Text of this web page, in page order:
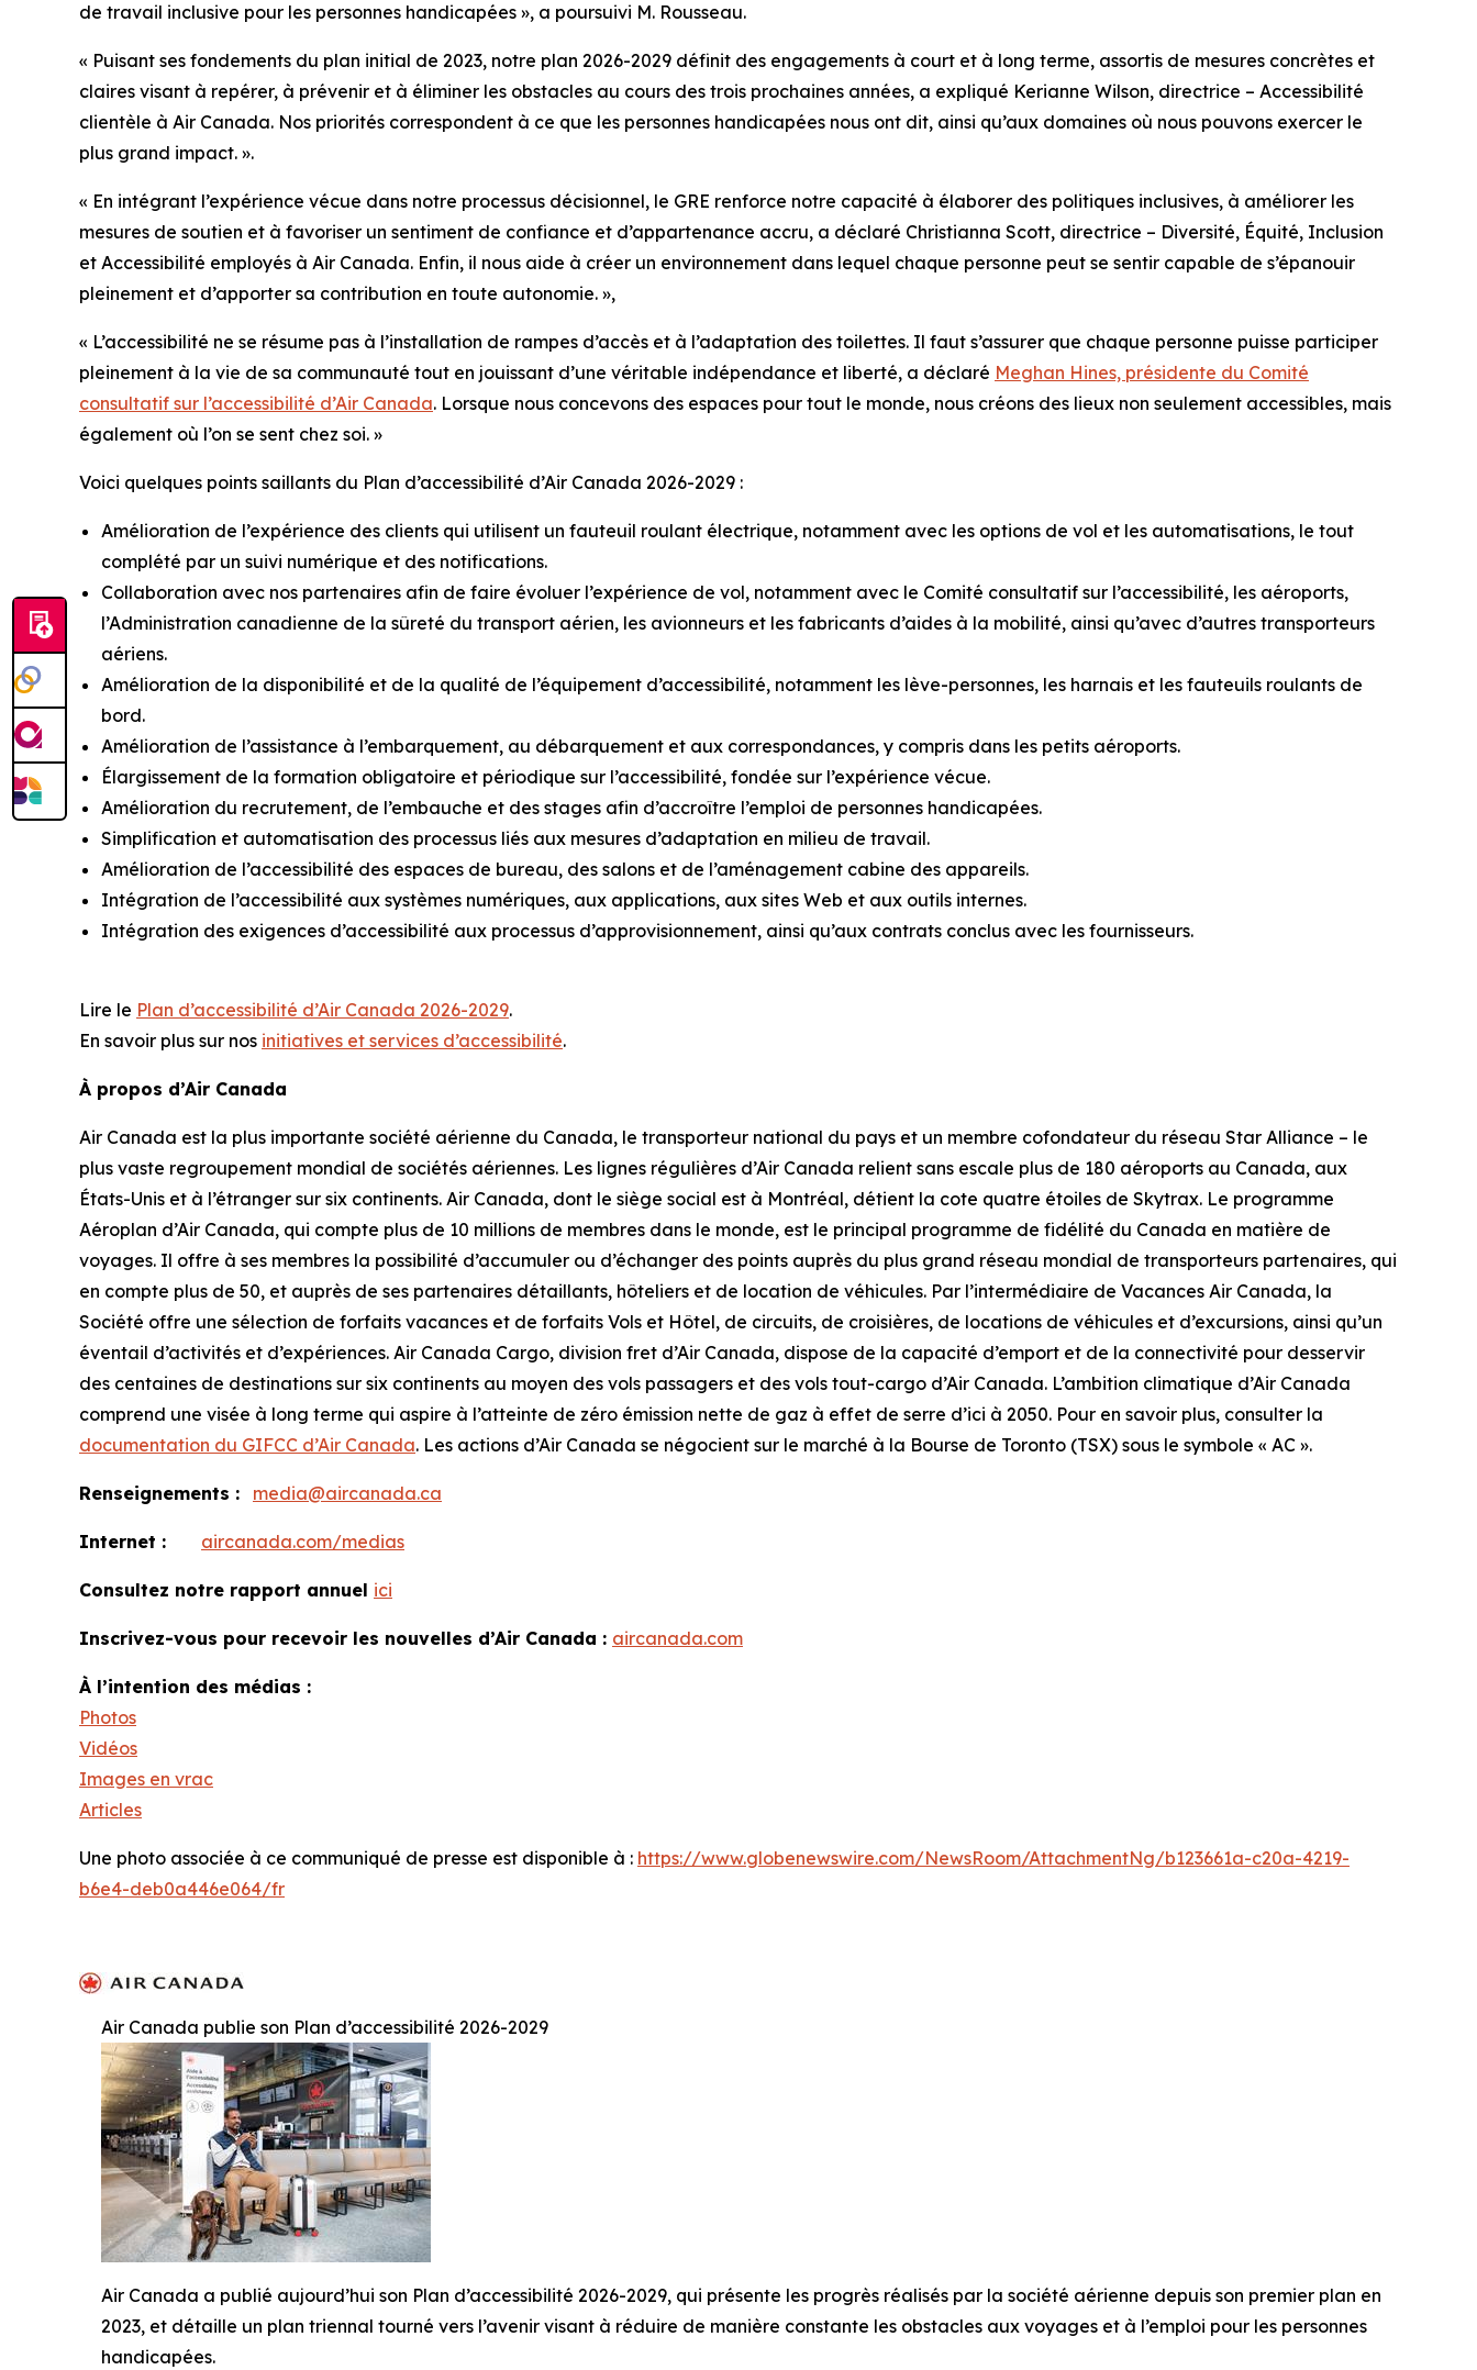
de travail inclusive pour les personnes handicapées », a poursuivi M. Rousseau.
« Puisant ses fondements du plan initial de 2023, notre plan 2026-2029 définit des engagements à court et à long terme, assortis de mesures concrètes et
claires visant à repérer, à prévenir et à éliminer les obstacles au cours des trois prochaines années, a expliqué Kerianne Wilson, directrice – Accessibilité
clientèle à Air Canada. Nos priorités correspondent à ce que les personnes handicapées nous ont dit, ainsi qu’aux domaines où nous pouvons exercer le
plus grand impact. ».
« En intégrant l’expérience vécue dans notre processus décisionnel, le GRE renforce notre capacité à élaborer des politiques inclusives, à améliorer les
mesures de soutien et à favoriser un sentiment de confiance et d’appartenance accru, a déclaré Christianna Scott, directrice – Diversité, Équité, Inclusion
et Accessibilité employés à Air Canada. Enfin, il nous aide à créer un environnement dans lequel chaque personne peut se sentir capable de s’épanouir
pleinement et d’apporter sa contribution en toute autonomie. »,
« L’accessibilité ne se résume pas à l’installation de rampes d’accès et à l’adaptation des toilettes. Il faut s’assurer que chaque personne puisse participer
pleinement à la vie de sa communauté tout en jouissant d’une véritable indépendance et liberté, a déclaré Meghan Hines, présidente du Comité
consultatif sur l’accessibilité d’Air Canada. Lorsque nous concevons des espaces pour tout le monde, nous créons des lieux non seulement accessibles, mais
également où l’on se sent chez soi. »
Voici quelques points saillants du Plan d’accessibilité d’Air Canada 2026-2029 :
Amélioration de l’expérience des clients qui utilisent un fauteuil roulant électrique, notamment avec les options de vol et les automatisations, le tout
complété par un suivi numérique et des notifications.
Collaboration avec nos partenaires afin de faire évoluer l’expérience de vol, notamment avec le Comité consultatif sur l’accessibilité, les aéroports,
l’Administration canadienne de la sûreté du transport aérien, les avionneurs et les fabricants d’aides à la mobilité, ainsi qu’avec d’autres transporteurs
aériens.
Amélioration de la disponibilité et de la qualité de l’équipement d’accessibilité, notamment les lève-personnes, les harnais et les fauteuils roulants de
bord.
Amélioration de l’assistance à l’embarquement, au débarquement et aux correspondances, y compris dans les petits aéroports.
Élargissement de la formation obligatoire et périodique sur l’accessibilité, fondée sur l’expérience vécue.
Amélioration du recrutement, de l’embauche et des stages afin d’accroître l’emploi de personnes handicapées.
Simplification et automatisation des processus liés aux mesures d’adaptation en milieu de travail.
Amélioration de l’accessibilité des espaces de bureau, des salons et de l’aménagement cabine des appareils.
Intégration de l’accessibilité aux systèmes numériques, aux applications, aux sites Web et aux outils internes.
Intégration des exigences d’accessibilité aux processus d’approvisionnement, ainsi qu’aux contrats conclus avec les fournisseurs.
Lire le Plan d’accessibilité d’Air Canada 2026-2029.
En savoir plus sur nos initiatives et services d’accessibilité.
À propos d’Air Canada
Air Canada est la plus importante société aérienne du Canada, le transporteur national du pays et un membre cofondateur du réseau Star Alliance – le
plus vaste regroupement mondial de sociétés aériennes. Les lignes régulières d’Air Canada relient sans escale plus de 180 aéroports au Canada, aux
États-Unis et à l’étranger sur six continents. Air Canada, dont le siège social est à Montréal, détient la cote quatre étoiles de Skytrax. Le programme
Aéroplan d’Air Canada, qui compte plus de 10 millions de membres dans le monde, est le principal programme de fidélité du Canada en matière de
voyages. Il offre à ses membres la possibilité d’accumuler ou d’échanger des points auprès du plus grand réseau mondial de transporteurs partenaires, qui
en compte plus de 50, et auprès de ses partenaires détaillants, hôteliers et de location de véhicules. Par l’intermédiaire de Vacances Air Canada, la
Société offre une sélection de forfaits vacances et de forfaits Vols et Hôtel, de circuits, de croisières, de locations de véhicules et d’excursions, ainsi qu’un
éventail d’activités et d’expériences. Air Canada Cargo, division fret d’Air Canada, dispose de la capacité d’emport et de la connectivité pour desservir
des centaines de destinations sur six continents au moyen des vols passagers et des vols tout-cargo d’Air Canada. L’ambition climatique d’Air Canada
comprend une visée à long terme qui aspire à l’atteinte de zéro émission nette de gaz à effet de serre d’ici à 2050. Pour en savoir plus, consulter la
documentation du GIFCC d’Air Canada. Les actions d’Air Canada se négocient sur le marché à la Bourse de Toronto (TSX) sous le symbole « AC ».
Renseignements : media@aircanada.ca
Internet : aircanada.com/medias
Consultez notre rapport annuel ici
Inscrivez-vous pour recevoir les nouvelles d’Air Canada : aircanada.com
À l’intention des médias :
Photos
Vidéos
Images en vrac
Articles
Une photo associée à ce communiqué de presse est disponible à : https://www.globenewswire.com/NewsRoom/AttachmentNg/b123661a-c20a-4219-
b6e4-deb0a446e064/fr
Air Canada publie son Plan d’accessibilité 2026-2029
Air Canada a publié aujourd’hui son Plan d’accessibilité 2026-2029, qui présente les progrès réalisés par la société aérienne depuis son premier plan en
2023, et détaille un plan triennal tourné vers l’avenir visant à réduire de manière constante les obstacles aux voyages et à l’emploi pour les personnes
handicapées.